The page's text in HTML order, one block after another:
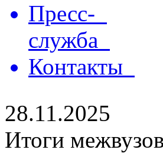
Пресс-
служба
Контакты
28.11.2025
Итоги